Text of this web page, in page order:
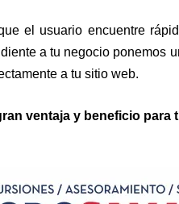
el usuario encuentre
a tu negocio ponemos
a tu sitio web.
ventaja y beneficio para